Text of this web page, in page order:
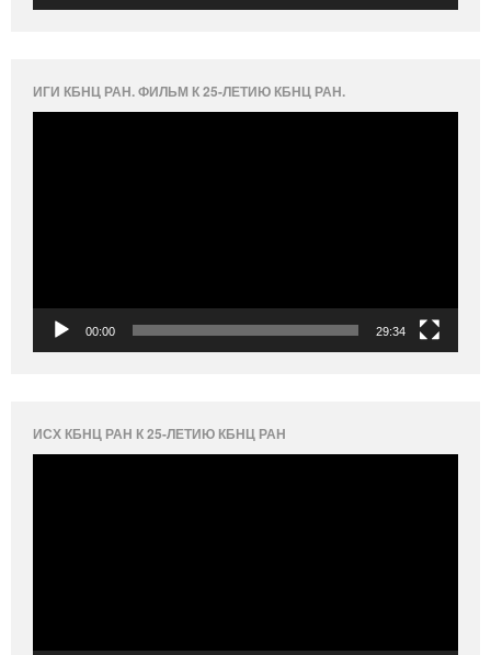
ИГИ КБНЦ РАН. ФИЛЬМ К 25-ЛЕТИЮ КБНЦ РАН.
00:00 29:34
ИСХ КБНЦ РАН К 25-ЛЕТИЮ КБНЦ РАН